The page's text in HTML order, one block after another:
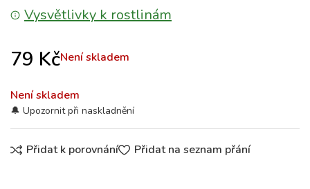
Vysvětlivky k rostlinám
79 KčNení skladem
Není skladem
Přidat k porovnání Přidat na seznam přání